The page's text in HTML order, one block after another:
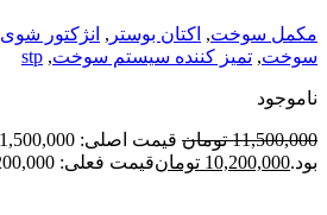
مکمل سوخت, اکتان بوستر , انژکتور شوی
سوخت, تمیز کننده سیستم سوخت,
stp
ناموجود
11,500,000 تومان
بود.10,200,000 تومانقیمت فعلی: 10,200,000 تومان.